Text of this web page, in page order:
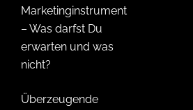
Marketinginstrument
– Was darfst Du
erwarten und was
nicht?
Überzeugende